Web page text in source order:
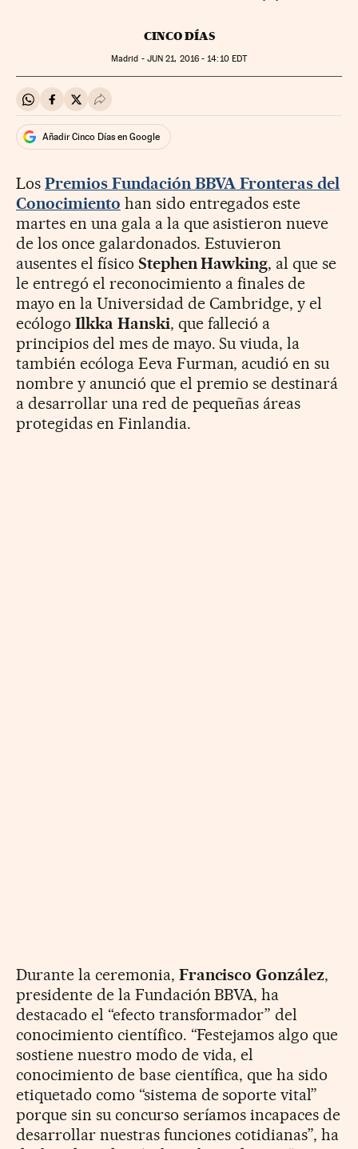
CINCO DÍAS
Madrid - JUN 21, 2016 - 14:10EDT
Compartir en Whatsapp
Compartir en Facebook
Compartir en Twitter
Desplegar Redes Sociales
Añadir Cinco Días en Google
Los Premios Fundación BBVA Fronteras del
Conocimiento han sido entregados este
martes en una gala a la que asistieron nueve
de los once galardonados. Estuvieron
ausentes el físico Stephen Hawking, al que se
le entregó el reconocimiento a finales de
mayo en la Universidad de Cambridge, y el
ecólogo Ilkka Hanski, que falleció a
principios del mes de mayo. Su viuda, la
también ecóloga Eeva Furman, acudió en su
nombre y anunció que el premio se destinará
a desarrollar una red de pequeñas áreas
protegidas en Finlandia.
Durante la ceremonia, Francisco González,
presidente de la Fundación BBVA, ha
destacado el “efecto transformador” del
conocimiento científico. “Festejamos algo que
sostiene nuestro modo de vida, el
conocimiento de base científica, que ha sido
etiquetado como “sistema de soporte vital”
porque sin su concurso seríamos incapaces de
desarrollar nuestras funciones cotidianas”, ha